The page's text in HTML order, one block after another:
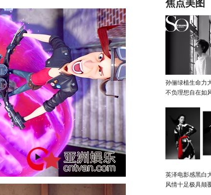
焦点美图
孙俪绿植生命力
不负理想自在如
英泽电影感黑白
风情十足极具颠